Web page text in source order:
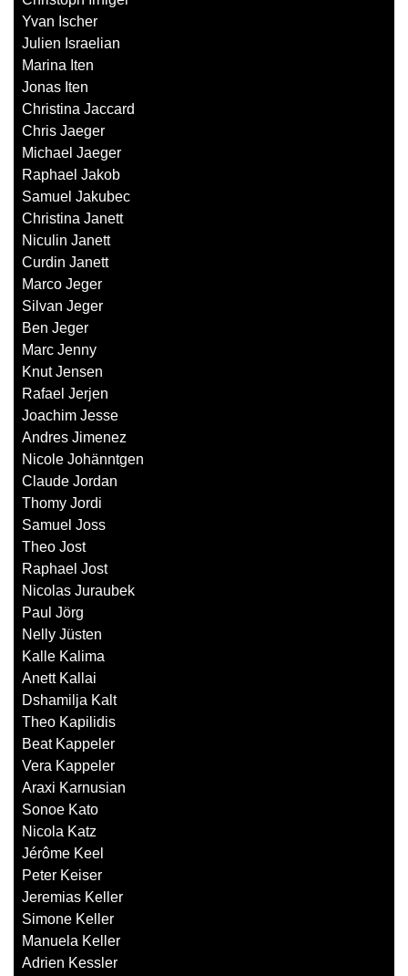
Yvan Ischer
Julien Israelian
Marina Iten
Jonas Iten
Christina Jaccard
Chris Jaeger
Michael Jaeger
Raphael Jakob
Samuel Jakubec
Christina Janett
Niculin Janett
Curdin Janett
Marco Jeger
Silvan Jeger
Ben Jeger
Marc Jenny
Knut Jensen
Rafael Jerjen
Joachim Jesse
Andres Jimenez
Nicole Johänntgen
Claude Jordan
Thomy Jordi
Samuel Joss
Theo Jost
Raphael Jost
Nicolas Juraubek
Paul Jörg
Nelly Jüsten
Kalle Kalima
Anett Kallai
Dshamilja Kalt
Theo Kapilidis
Beat Kappeler
Vera Kappeler
Araxi Karnusian
Sonoe Kato
Nicola Katz
Jérôme Keel
Peter Keiser
Jeremias Keller
Simone Keller
Manuela Keller
Adrien Kessler